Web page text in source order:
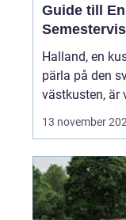
Guide till
Halland, en
pärla på den
västkusten, är
för sina
stressfria
familjevänliga
13 november